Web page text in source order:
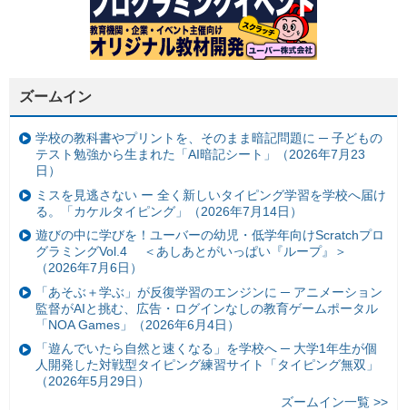
ズームイン
学校の教科書やプリントを、そのまま暗記問題に ─ 子どもの
テスト勉強から生まれた「AI暗記シート」（2026年7月23
日）
ミスを見逃さない ー 全く新しいタイピング学習を学校へ届け
る。「カケルタイピング」（2026年7月14日）
遊びの中に学びを！ユーバーの幼児・低学年向けScratchプロ
グラミングVol.4 ＜あしあとがいっぱい『ループ』＞
（2026年7月6日）
「あそぶ＋学ぶ」が反復学習のエンジンに ─ アニメーション
監督がAIと挑む、広告・ログインなしの教育ゲームポータル
「NOA Games」（2026年6月4日）
「遊んでいたら自然と速くなる」を学校へ ─ 大学1年生が個
人開発した対戦型タイピング練習サイト「タイピング無双」
（2026年5月29日）
ズームイン一覧 >>